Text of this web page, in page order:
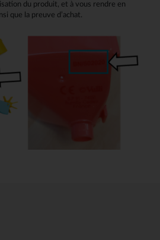
du produit, et à vous rendre en
que la preuve d’achat.